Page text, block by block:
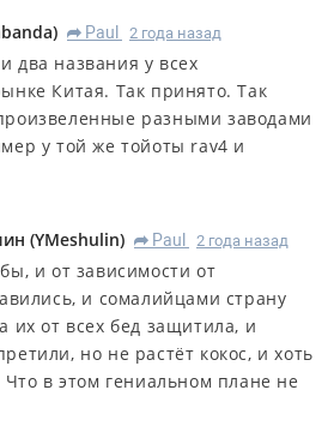
) R Paul 2 года назад
два названия у всех
Китая. Так принято. Так
разными заводами
у той же тойоты rav4 и
(YMeshulin) R Paul 2 года назад
и от зависимости от
и сомалийцами страну
их от всех бед защитила, и
но не растёт кокос, и хоть
в этом гениальном плане не